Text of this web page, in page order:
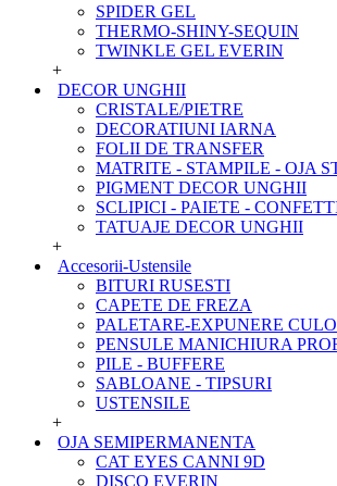
SPIDER GEL
THERMO-SHINY-SEQUIN
TWINKLE GEL EVERIN
+
DECOR UNGHII
CRISTALE/PIETRE
DECORATIUNI IARNA
FOLII DE TRANSFER
MATRITE - STAMPILE - OJA
PIGMENT DECOR UNGHII
SCLIPICI - PAIETE -
TATUAJE DECOR UNGHII
+
Accesorii-Ustensile
BITURI RUSESTI
CAPETE DE FREZA
PALETARE-EXPUNERE
PENSULE MANICHIURA
PILE - BUFFERE
SABLOANE - TIPSURI
USTENSILE
+
OJA SEMIPERMANENTA
CAT EYES CANNI 9D
DISCO EVERIN